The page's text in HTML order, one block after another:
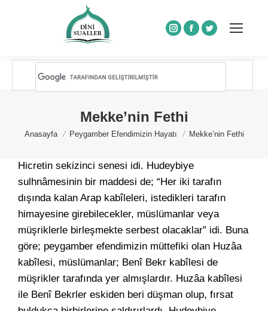
Instagram
Facebook
Twitter
Mekke’nin Fethi
You are here:
Anasayfa Peygamber Efendimizin Hayatı Mekke’nin Fethi
Hicretin sekizinci senesi idi. Hudeybiye
sulhnâmesinin bir maddesi de; “Her iki tarafın
dışında kalan Arap kabîleleri, istedikleri tarafın
himayesine girebilecekler, müslümanlar veya
müşriklerle birleşmekte serbest olacaklar” idi. Buna
göre; peygamber efendimizin müttefiki olan Huzâa
kabîlesi, müslümanlar; Benî Bekr kabîlesi de
müşrikler tarafında yer almışlardır. Huzâa kabîlesi
ile Benî Bekrler eskiden beri düşman olup, fırsat